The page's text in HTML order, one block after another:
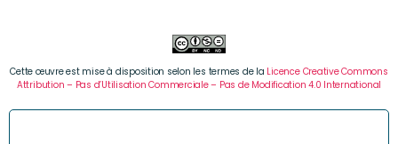
Cette œuvre est mise à disposition selon les termes de la Licence Creative Commons
Attribution – Pas d’Utilisation Commerciale – Pas de Modification 4.0 International